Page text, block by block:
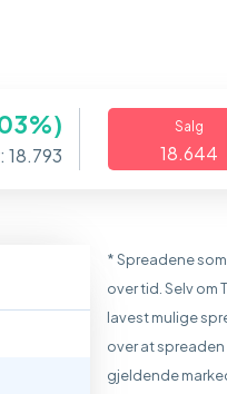
18.793
Salg
18.644
* Spreadene
over tid. Selv om
lavest mulige
over at
gjeldende